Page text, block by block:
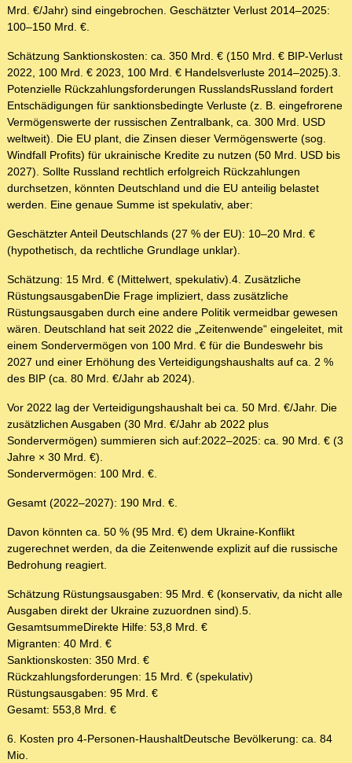
Mrd. €/Jahr) sind eingebrochen. Geschätzter Verlust 2014–2025:
100–150 Mrd. €.
Schätzung Sanktionskosten: ca. 350 Mrd. € (150 Mrd. € BIP-Verlust
2022, 100 Mrd. € 2023, 100 Mrd. € Handelsverluste 2014–2025).3.
Potenzielle Rückzahlungsforderungen RusslandsRussland fordert
Entschädigungen für sanktionsbedingte Verluste (z. B. eingefrorene
Vermögenswerte der russischen Zentralbank, ca. 300 Mrd. USD
weltweit). Die EU plant, die Zinsen dieser Vermögenswerte (sog.
Windfall Profits) für ukrainische Kredite zu nutzen (50 Mrd. USD bis
2027). Sollte Russland rechtlich erfolgreich Rückzahlungen
durchsetzen, könnten Deutschland und die EU anteilig belastet
werden. Eine genaue Summe ist spekulativ, aber:
Geschätzter Anteil Deutschlands (27 % der EU): 10–20 Mrd. €
(hypothetisch, da rechtliche Grundlage unklar).
Schätzung: 15 Mrd. € (Mittelwert, spekulativ).4. Zusätzliche
RüstungsausgabenDie Frage impliziert, dass zusätzliche
Rüstungsausgaben durch eine andere Politik vermeidbar gewesen
wären. Deutschland hat seit 2022 die „Zeitenwende“ eingeleitet, mit
einem Sondervermögen von 100 Mrd. € für die Bundeswehr bis
2027 und einer Erhöhung des Verteidigungshaushalts auf ca. 2 %
des BIP (ca. 80 Mrd. €/Jahr ab 2024).
Vor 2022 lag der Verteidigungshaushalt bei ca. 50 Mrd. €/Jahr. Die
zusätzlichen Ausgaben (30 Mrd. €/Jahr ab 2022 plus
Sondervermögen) summieren sich auf:2022–2025: ca. 90 Mrd. € (3
Jahre × 30 Mrd. €).
Sondervermögen: 100 Mrd. €.
Gesamt (2022–2027): 190 Mrd. €.
Davon könnten ca. 50 % (95 Mrd. €) dem Ukraine-Konflikt
zugerechnet werden, da die Zeitenwende explizit auf die russische
Bedrohung reagiert.
Schätzung Rüstungsausgaben: 95 Mrd. € (konservativ, da nicht alle
Ausgaben direkt der Ukraine zuzuordnen sind).5.
GesamtsummeDirekte Hilfe: 53,8 Mrd. €
Migranten: 40 Mrd. €
Sanktionskosten: 350 Mrd. €
Rückzahlungsforderungen: 15 Mrd. € (spekulativ)
Rüstungsausgaben: 95 Mrd. €
Gesamt: 553,8 Mrd. €
6. Kosten pro 4-Personen-HaushaltDeutsche Bevölkerung: ca. 84
Mio.